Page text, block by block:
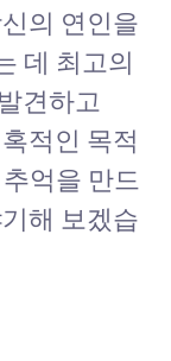
의 연인을
데 최고의
견하고
적인 목적
억을 만드
해 보겠습